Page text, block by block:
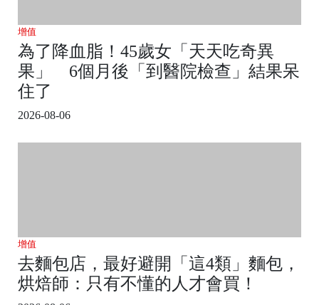
增值
為了降血脂！45歲女「天天吃奇異
果」 6個月後「到醫院檢查」結果呆
住了
2026-08-06
增值
去麵包店，最好避開「這4類」麵包，
烘焙師：只有不懂的人才會買！